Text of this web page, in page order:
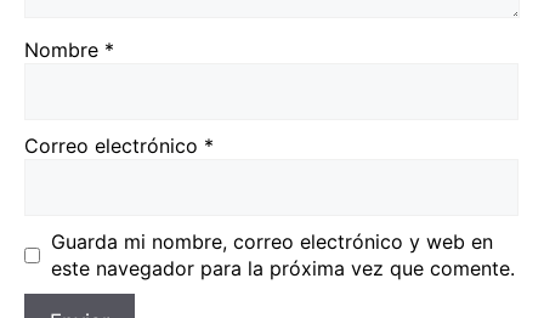
Nombre *
Correo electrónico *
Guarda mi nombre, correo electrónico y web en
este navegador para la próxima vez que comente.